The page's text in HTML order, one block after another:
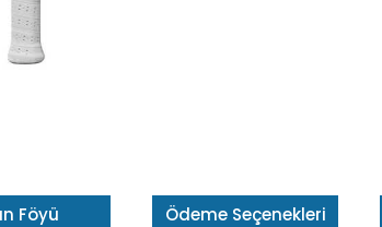
Föyü Ödeme Seçenekleri